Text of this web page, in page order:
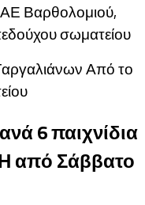
Βαρθολομιού,
σωματείου
Από το
6 παιχνίδια
από Σάββατο